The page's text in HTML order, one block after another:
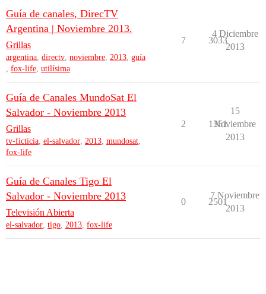
Guía de canales, DirecTV
Argentina | Noviembre 2013.
Grillas
argentina, directv, noviembre, 2013, guía
, fox-life, utilísima
7 3033
4 Diciembre
2013
Guía de Canales MundoSat El
Salvador - Noviembre 2013
Grillas
tv-ficticia, el-salvador, 2013, mundosat,
fox-life
2 1351
15
Noviembre
2013
Guía de Canales Tigo El
Salvador - Noviembre 2013
Televisión Abierta
el-salvador, tigo, 2013, fox-life
0 2501
7 Noviembre
2013